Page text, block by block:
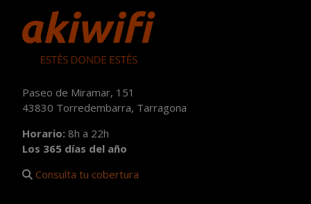
Paseo de Miramar, 151
43830 Torredembarra, Tarragona
Horario: 8h a 22h
Los 365 días del año
Consulta tu cobertura